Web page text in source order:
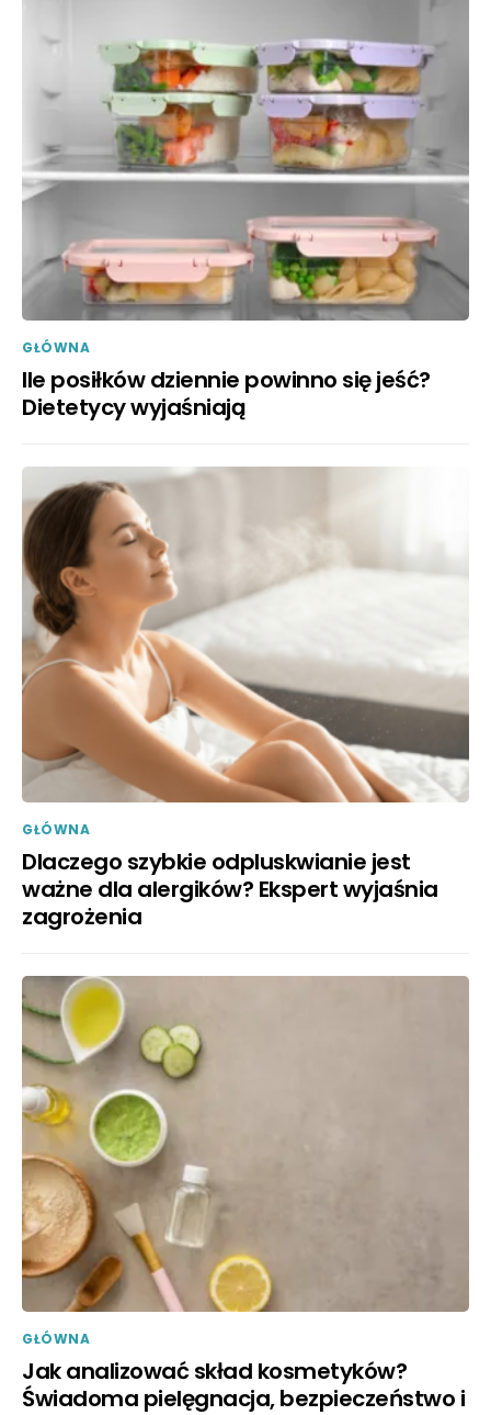
GŁÓWNA
Ile posiłków dziennie powinno się jeść?
Dietetycy wyjaśniają
GŁÓWNA
Dlaczego szybkie odpluskwianie jest
ważne dla alergików? Ekspert wyjaśnia
zagrożenia
GŁÓWNA
Jak analizować skład kosmetyków?
Świadoma pielęgnacja, bezpieczeństwo i